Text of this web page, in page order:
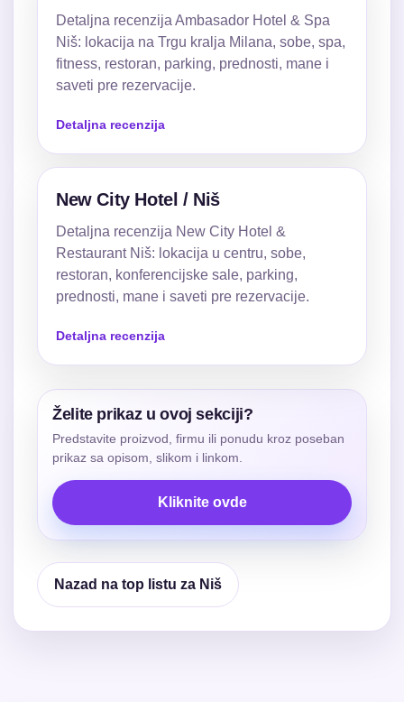
Detaljna recenzija Ambasador Hotel & Spa
Niš: lokacija na Trgu kralja Milana, sobe, spa,
fitness, restoran, parking, prednosti, mane i
saveti pre rezervacije.
Detaljna recenzija
New City Hotel / Niš
Detaljna recenzija New City Hotel &
Restaurant Niš: lokacija u centru, sobe,
restoran, konferencijske sale, parking,
prednosti, mane i saveti pre rezervacije.
Detaljna recenzija
Želite prikaz u ovoj sekciji?
Predstavite proizvod, firmu ili ponudu kroz poseban
prikaz sa opisom, slikom i linkom.
Kliknite ovde
Nazad na top listu za Niš